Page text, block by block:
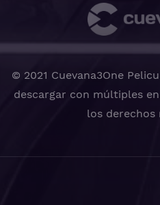
© 2021 Cuevana3One
descargar con múltiples
los derechos